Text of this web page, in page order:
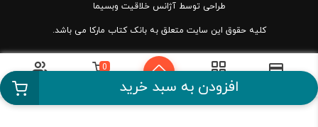
افزودن به سبد خرید
طراحی توسطآژانس خلاقیت وبسیما
کلیه حقوق این سایت متعلق به بانک کتاب مارکا می باشد.
دسته بندی
0
حساب کاربری